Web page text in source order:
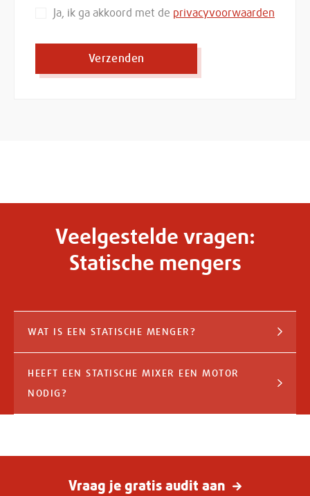
Ja, ik ga akkoord met de privacyvoorwaarden
Verzenden
Veelgestelde vragen:
Statische mengers
WAT IS EEN STATISCHE MENGER?
bewegende onderdelen. Vaste mengelementen
verdelen en combineren de productstromen terwijl
HEEFT EEN STATISCHE MIXER EEN MOTOR
NODIG?
Vraag je gratis audit aan